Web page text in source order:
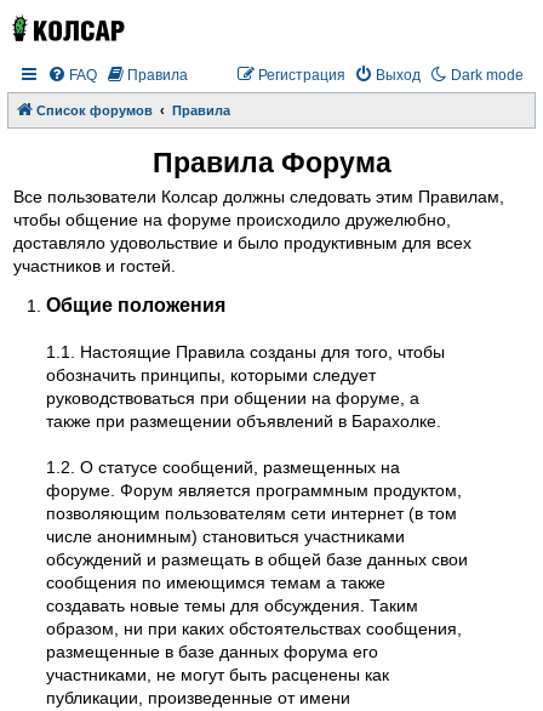
Dark mode
FAQ Правила Выход
Регистрация
Список форумов Правила
Правила Форума
Все пользователи Колсар должны следовать этим Правилам,
чтобы общение на форуме происходило дружелюбно,
доставляло удовольствие и было продуктивным для всех
участников и гостей.
Общие положения
1.1. Настоящие Правила созданы для того, чтобы
обозначить принципы, которыми следует
руководствоваться при общении на форуме, а
также при размещении объявлений в Барахолке.
1.2. О статусе сообщений, размещенных на
форуме. Форум является программным продуктом,
позволяющим пользователям сети интернет (в том
числе анонимным) становиться участниками
обсуждений и размещать в общей базе данных свои
сообщения по имеющимся темам а также
создавать новые темы для обсуждения. Таким
образом, ни при каких обстоятельствах сообщения,
размещенные в базе данных форума его
участниками, не могут быть расценены как
публикации, произведенные от имени